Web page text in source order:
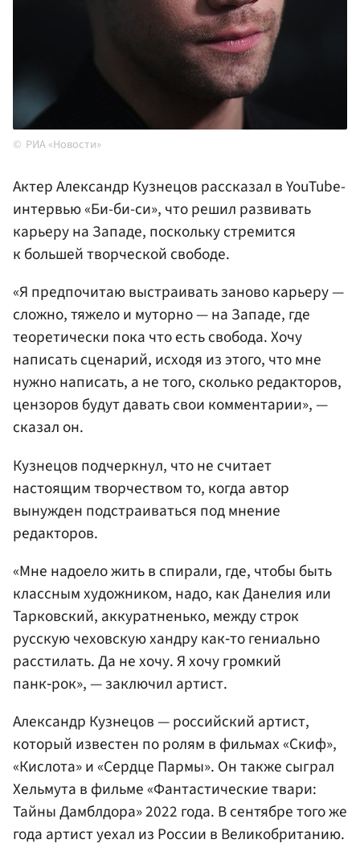
РИА «Новости»
Актер Александр Кузнецов рассказал в YouTube-
интервью «Би-би-си», что решил развивать
карьеру на Западе, поскольку стремится
к большей творческой свободе.
«Я предпочитаю выстраивать заново карьеру —
сложно, тяжело и муторно — на Западе, где
теоретически пока что есть свобода. Хочу
написать сценарий, исходя из этого, что мне
нужно написать, а не того, сколько редакторов,
цензоров будут давать свои комментарии», —
сказал он.
Кузнецов подчеркнул, что не считает
настоящим творчеством то, когда автор
вынужден подстраиваться под мнение
редакторов.
«Мне надоело жить в спирали, где, чтобы быть
классным художником, надо, как Данелия или
Тарковский, аккуратненько, между строк
русскую чеховскую хандру как‑то гениально
расстилать. Да не хочу. Я хочу громкий
панк‑рок», — заключил артист.
Александр Кузнецов — российский артист,
который известен по ролям в фильмах «Скиф»,
«Кислота» и «Сердце Пармы». Он также сыграл
Хельмута в фильме «Фантастические твари:
Тайны Дамблдора» 2022 года. В сентябре того же
года артист уехал из России в Великобританию.